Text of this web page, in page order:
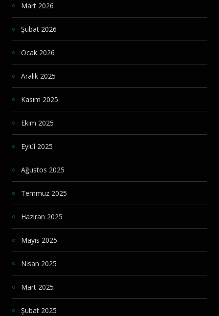
Mart 2026
Şubat 2026
Ocak 2026
Aralık 2025
Kasım 2025
Ekim 2025
Eylül 2025
Ağustos 2025
Temmuz 2025
Haziran 2025
Mayıs 2025
Nisan 2025
Mart 2025
Şubat 2025